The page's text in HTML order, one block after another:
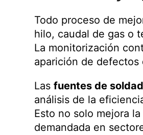
Todo proceso de
hilo, caudal de gas o
La monitorización
aparición de
Lasfuentes de
análisis de la
Esto no solo mejora
demandada en